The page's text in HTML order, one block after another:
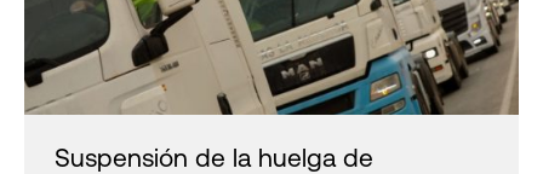
Suspensión de la huelga de